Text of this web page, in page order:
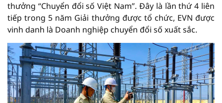
thưởng “Chuyển đổi số Việt Nam”. Đây là lần thứ 4 liên
tiếp trong 5 năm Giải thưởng được tổ chức, EVN được
vinh danh là Doanh nghiệp chuyển đổi số xuất sắc.